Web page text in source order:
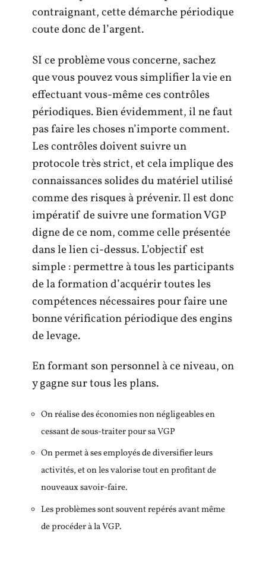
contraignant, cette démarche périodique
coute donc de l’argent.
SI ce problème vous concerne, sachez
que vous pouvez vous simplifier la vie en
effectuant vous-même ces contrôles
périodiques. Bien évidemment, il ne faut
pas faire les choses n’importe comment.
Les contrôles doivent suivre un
protocole très strict, et cela implique des
connaissances solides du matériel utilisé
comme des risques à prévenir. Il est donc
impératif de suivre une formation VGP
digne de ce nom, comme celle présentée
dans le lien ci-dessus. L’objectif est
simple : permettre à tous les participants
de la formation d’acquérir toutes les
compétences nécessaires pour faire une
bonne vérification périodique des engins
de levage.
En formant son personnel à ce niveau, on
y gagne sur tous les plans.
On réalise des économies non négligeables en
cessant de sous-traiter pour sa VGP
On permet à ses employés de diversifier leurs
activités, et on les valorise tout en profitant de
nouveaux savoir-faire.
Les problèmes sont souvent repérés avant même
de procéder à la VGP.